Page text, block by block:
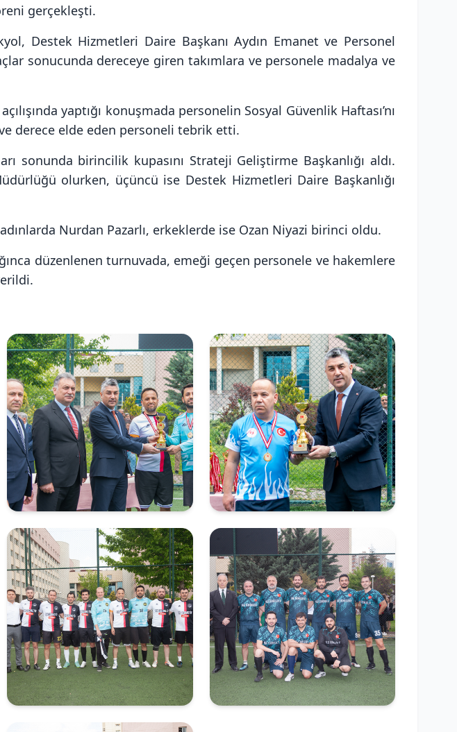
gerçekleşti.
Destek Hizmetleri Daire Başkanı Aydın Emanet ve Personel
sonucunda dereceye giren takımlara ve personele madalya ve
yaptığı konuşmada personelin Sosyal Güvenlik Haftası’nı
derece elde eden personeli tebrik etti.
sonunda birincilik kupasını Strateji Geliştirme Başkanlığı aldı.
olurken, üçüncü ise Destek Hizmetleri Daire Başkanlığı
Nurdan Pazarlı, erkeklerde ise Ozan Niyazi birinci oldu.
düzenlenen turnuvada, emeği geçen personele ve hakemlere